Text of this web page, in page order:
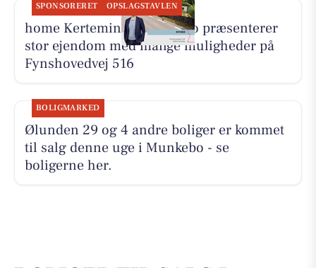
SPONSORERET OPSLAGSTAVLEN
home Kerteminde-Munkebo præsenterer
stor ejendom med mange muligheder på
Fynshovedvej 516
BOLIGMARKED
Ølunden 29 og 4 andre boliger er kommet
til salg denne uge i Munkebo - se
boligerne her.